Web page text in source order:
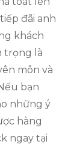
đãi anh
khách
trọng là
môn và
bạn
những ý
hàng
ngay tại